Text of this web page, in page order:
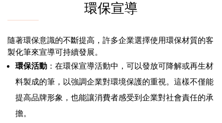
環保宣導
隨著環保意識的不斷提高，許多企業選擇使用環保材質的客
製化筆來宣導可持續發展。
環保活動 ：在環保宣導活動中，可以發放可降解或再生材
料製成的筆，以強調企業對環境保護的重視。這樣不僅能
提高品牌形象，也能讓消費者感受到企業對社會責任的承
擔。